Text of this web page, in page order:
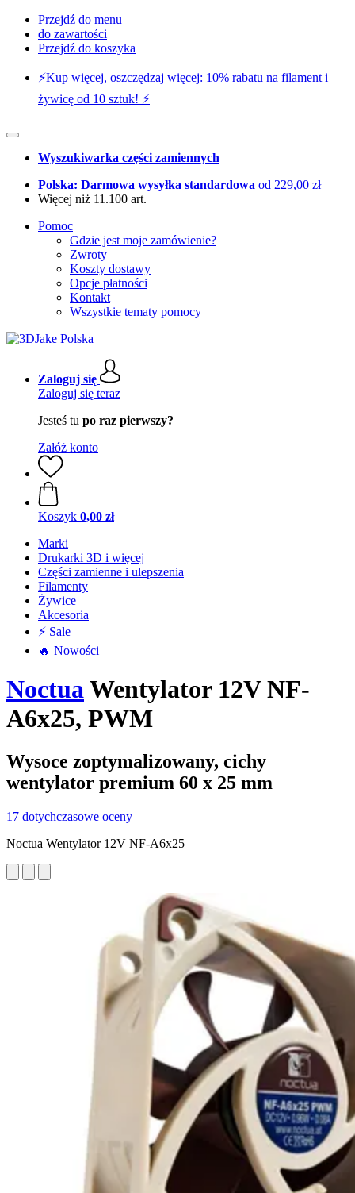
Przejdź do menu
do zawartości
Przejdź do koszyka
⚡️Kup więcej, oszczędzaj więcej: 10% rabatu na filament i
żywicę od 10 sztuk! ⚡️
Wyszukiwarka części zamiennych
Polska: Darmowa wysyłka standardowa od 229,00 zł
Więcej niż 11.100 art.
Pomoc
Gdzie jest moje zamówienie?
Zwroty
Koszty dostawy
Opcje płatności
Kontakt
Wszystkie tematy pomocy
Zaloguj się
Zaloguj się teraz
Jesteś tu po raz pierwszy?
Załóż konto
Koszyk 0,00 zł
Marki
Drukarki 3D i więcej
Części zamienne i ulepszenia
Filamenty
Żywice
Akcesoria
⚡ Sale
🔥 Nowości
NoctuaWentylator 12V NF-
A6x25, PWM
Wysoce zoptymalizowany, cichy
wentylator premium 60 x 25 mm
17 dotychczasowe oceny
Noctua Wentylator 12V NF-A6x25